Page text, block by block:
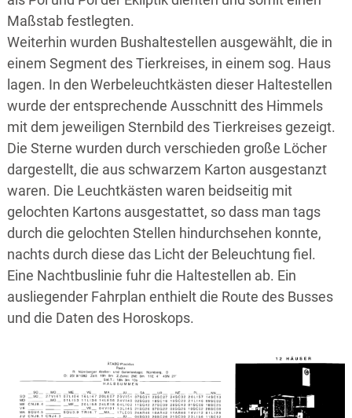
Maßstab festlegten.
Weiterhin wurden Bushaltestellen ausgewählt, die in
einem Segment des Tierkreises, in einem sog. Haus
lagen. In den Werbeleuchtkästen dieser Haltestellen
wurde der entsprechende Ausschnitt des Himmels
mit dem jeweiligen Sternbild des Tierkreises gezeigt.
Die Sterne wurden durch verschieden große Löcher
dargestellt, die aus schwarzem Karton ausgestanzt
waren. Die Leuchtkästen waren beidseitig mit
gelochten Kartons ausgestattet, so dass man tags
durch die gelochten Stellen hindurchsehen konnte,
nachts durch diese das Licht der Beleuchtung fiel.
Eine Nachtbuslinie fuhr die Haltestellen ab. Ein
ausliegender Fahrplan enthielt die Route des Busses
und die Daten des Horoskops.